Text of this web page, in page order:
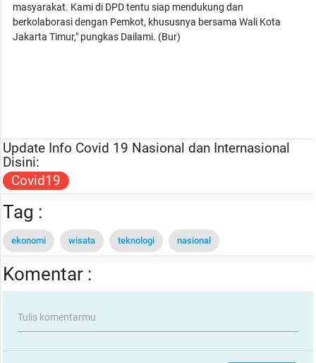
masyarakat. Kami di DPD tentu siap mendukung dan
berkolaborasi dengan Pemkot, khususnya bersama Wali Kota
Jakarta Timur," pungkas Dailami. (Bur)
Update Info Covid 19 Nasional dan Internasional
Disini:
Covid19
Tag :
ekonomi wisata teknologi nasional
Komentar :
Tulis komentarmu